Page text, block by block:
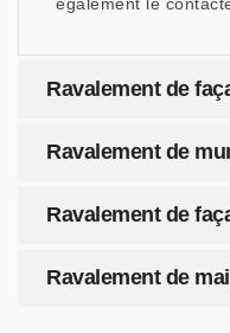
Ravalement de
Ravalement de
Ravalement de
Ravalement de